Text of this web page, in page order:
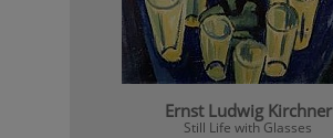
Ernst Ludwig Kirchner
Still Life with Glasses